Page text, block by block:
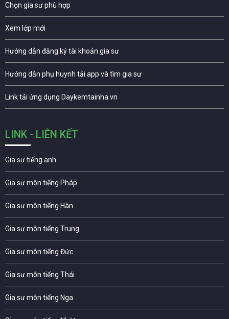
Chọn gia sư phù hợp
Xem lớp mới
Hướng dẫn đăng ký tài khoản gia sư
Hướng dẫn phụ huynh tải app và tìm gia sư
Link tải ứng dụng Daykemtainha.vn
LINK - LIÊN KẾT
Gia sư tiếng anh
Gia sư môn tiếng Pháp
Gia sư môn tiếng Hàn
Gia sư môn tiếng Trung
Gia sư môn tiếng Đức
Gia sư môn tiếng Thái
Gia sư môn tiếng Nga